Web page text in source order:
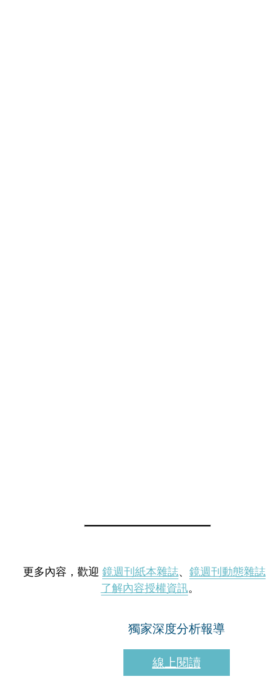
更多內容，歡迎 鏡週刊紙本雜誌、 鏡週刊動態雜誌
了解內容授權資訊。
獨家深度分析報導
線上閱讀